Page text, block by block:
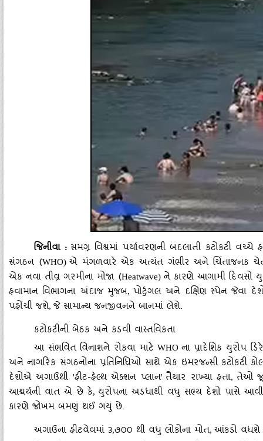
જિનીવા : સમગ્ર વિશ્વમાં પર્યાવરણની બદલાતી કટોકટી
સંગઠન (WHO)એ મંગળવારે એક અત્યંત ગંભીર અને ચિંતાજનક
એક નવા તીવ્ર ગરમીના મોજા (Heatwave) ને કારણે આગામી દિવસો
હવામાન વિભાગના અંદાજ મુજબ, પોર્ટુગલ અને દક્ષિણ સ્પેન જેવા
પહોંચી જશે, જે સામાન્ય જનજીવનને બાનમાં લેશે.
કટોકટીની બેઠક અને કડવી વાસ્તવિકતા
આ સંભવિત વિનાશને રોકવા માટેWHO ના પ્રાદેશિક યુરોપ
અને નાગરિક સંગઠનોના પ્રતિનિધિઓ સાથે એક ઇમરજન્સી કટોકટી
દેશોએ અગાઉથી 'હીટ-હેલ્થ એક્શન પ્લાન' તૈયાર રાખ્યા હતા, તેઓ
આશ્ચર્યની વાત એ છે કે, યુરોપના અડધાથી વધુ સભ્ય દેશો પાસે
કારણે જોખમ બમણું થઈ ગયું છે.
અગાઉના હીટવેવમાં ૩,૭૦૦ થી વધુ લોકોના મોત, આંકડો વધશે